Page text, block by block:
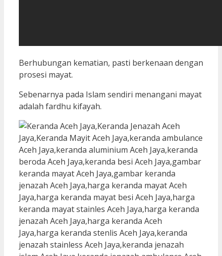
Berhubungan kematian, pasti berkenaan dengan
prosesi mayat.
Sebenarnya pada Islam sendiri menangani mayat
adalah fardhu kifayah.